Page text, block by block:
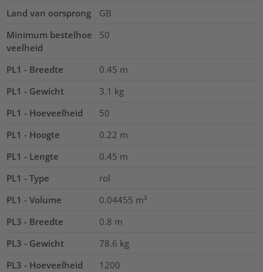
Land van oorsprong
GB
Minimum bestelhoe
veelheid
50
PL1 - Breedte 0.45 m
PL1 - Gewicht
3.1 kg
PL1 - Hoeveelheid
50
PL1 - Hoogte
0.22 m
PL1 - Lengte
0.45 m
PL1 - Type
rol
PL1 - Volume
0.04455 m³
PL3 - Breedte
0.8 m
PL3 - Gewicht
78.6 kg
PL3 - Hoeveelheid
1200